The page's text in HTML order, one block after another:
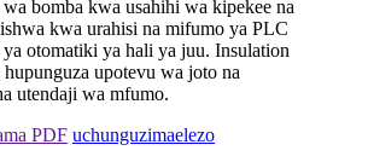
bomba kwa usahihi wa kipekee na
kwa urahisi na mifumo ya PLC
otomatiki ya hali ya juu. Insulation
upotevu wa joto na
utendaji wa mfumo.
PDF uchunguzimaelezo